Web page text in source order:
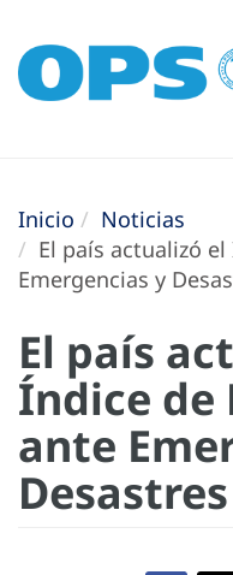
Inicio
Noticias
El país actualizó
Emergencias y
El país
Índice de
ante